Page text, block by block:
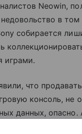
Neowin,
в том
собирается
играми.
что
консоль, не
данных, опасно.